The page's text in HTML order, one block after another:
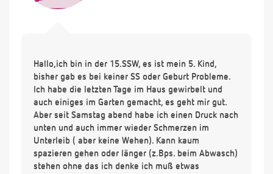
Hallo,ich bin in der 15.SSW, es ist mein 5. Kind,
bisher gab es bei keiner SS oder Geburt Probleme.
Ich habe die letzten Tage im Haus gewirbelt und
auch einiges im Garten gemacht, es geht mir gut.
Aber seit Samstag abend habe ich einen Druck nach
unten und auch immer wieder Schmerzen im
Unterleib ( aber keine Wehen). Kann kaum
spazieren gehen oder länger (z.Bps. beim Abwasch)
stehen ohne das ich denke ich muß etwas